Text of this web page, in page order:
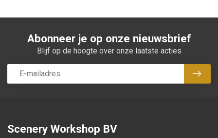
Abonneer je op onze nieuwsbrief
Blijf op de hoogte over onze laatste acties
Scenery Workshop BV